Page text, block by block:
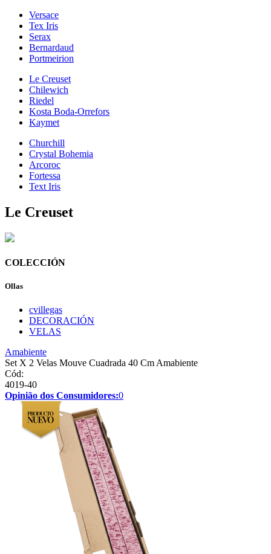
Versace
Tex Iris
Serax
Bernardaud
Portmeirion
Le Creuset
Chilewich
Riedel
Kosta Boda-Orrefors
Kaymet
Churchill
Crystal Bohemia
Arcoroc
Fortessa
Text Iris
Le Creuset
COLECCIÓN
Ollas
cvillegas
DECORACIÓN
VELAS
Amabiente
Set X 2 Velas Mouve Cuadrada 40 Cm Amabiente
Cód:
4019-40
Opinião dos Consumidores:0